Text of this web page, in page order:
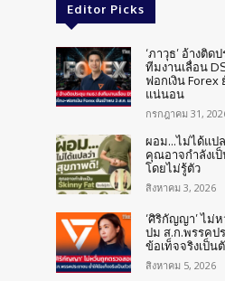
Editor Picks
‘ภาวุธ’ อ้างติด
ทีมงานเลื่อน
ฟอกเงิน Forex
แน่นอน
กรกฎาคม 31,
ผอม…ไม่ได้แป
คุณอาจกำลังเป็
โดยไม่รู้ตัว
สิงหาคม 3, 2026
‘ศิริกัญญา’ ไม่
ปม ส.ก.พรรคป
ข้อเท็จจริงเป็น
สิงหาคม 5, 2026